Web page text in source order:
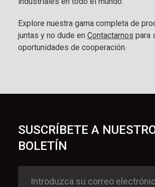
Explore nuestra gama completa de
juntas y no dude en Contactarnos para
oportunidades de cooperación.
SUSCRÍBETE A
BOLETÍN